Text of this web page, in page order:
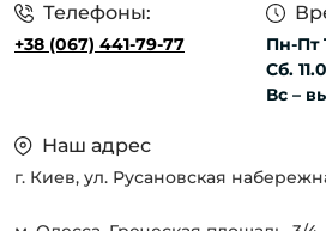
Телефоны:
+38 (067) 441-79-77
Пн-Пт
Сб.
Вс –
Наш адрес
г. Киев, ул. Русановская